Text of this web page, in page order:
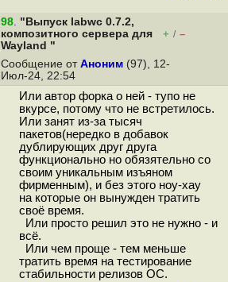
98. "Выпуск labwc 0.7.2,
композитного сервера для
Wayland "
+ / –
Сообщение от Аноним (97), 12-
Июл-24, 22:54
Или автор форка о ней - тупо не
вкурсе, потому что не встретилось.
Или занят из-за тысяч
пакетов(нередко в добавок
дублирующих друг друга
функционально но обязятельно со
своим уникальным изъяном
фирменным), и без этого ноу-хау
на которые он вынужден тратить
своё время.
Или просто решил это не нужно - и
всё.
Или чем проще - тем меньше
тратить время на тестирование
стабильности релизов ОС.